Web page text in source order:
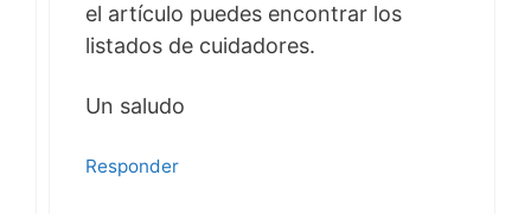
el artículo puedes encontrar los
listados de cuidadores.
Un saludo
Responder